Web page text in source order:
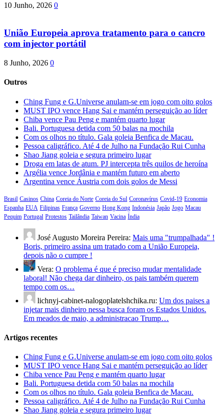
10 Junho, 2026 0
União Europeia aprova tratamento para o cancro
com injector portátil
8 Junho, 2026 0
Outros
Ching Fung e G.Universe anulam-se em jogo com oito golos
MUST IPO vence Hang Sai e mantém perseguição ao líder
Chiba vence Pau Peng e mantém quarto lugar
Bali. Portuguesa detida com 50 balas na mochila
Com os olhos no título. Gala goleia Benfica de Macau.
Pessoa caligráfico. Até 4 de Julho na Fundação Rui Cunha
Shao Jiang goleia e segura primeiro lugar
Droga em latas de atum. PJ intercepta três quilos de heroína
Argélia vence Jordânia e mantém futuro em aberto
Argentina vence Áustria com dois golos de Messi
Brasil Casinos China Coreia do Norte Coreia do Sul Coronavírus Covid-19 Economia
Espanha EUA Filipinas França Governo Hong Kong Indonésia Japão Jogo Macau
Pequim Portugal Protestos Tailândia Taiwan Vacina Índia
José Augusto Moreira Pereira: Mais uma "trumpalhada" !
Boris, primeiro assina um tratado com a União Europeia,
depois não o cumpre !
Vera: O problema é que é preciso mudar mentalidade
laboral! Não chega dar dinheiro, os pais também querem
tempo com os…
lichnyj-cabinet-nalogoplatelshchika.ru: Um dos paises a
injetar mais dinheiro nessa busca foram os Estados Unidos.
Em meados de maio, a administracao Trump…
Artigos recentes
Ching Fung e G.Universe anulam-se em jogo com oito golos
MUST IPO vence Hang Sai e mantém perseguição ao líder
Chiba vence Pau Peng e mantém quarto lugar
Bali. Portuguesa detida com 50 balas na mochila
Com os olhos no título. Gala goleia Benfica de Macau.
Pessoa caligráfico. Até 4 de Julho na Fundação Rui Cunha
Shao Jiang goleia e segura primeiro lugar